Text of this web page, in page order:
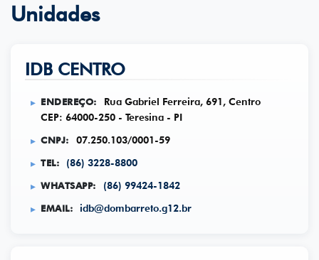
Unidades
IDB CENTRO
ENDEREÇO:
Rua Gabriel Ferreira, 691, Centro
CEP: 64000-250 - Teresina - PI
CNPJ:
07.250.103/0001-59
TEL:
(86) 3228-8800
WHATSAPP:
(86) 99424-1842
EMAIL:
idb@dombarreto.g12.br